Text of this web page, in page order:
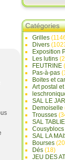
Catégories
Grilles
Divers
Exposition
Les lutins
FEUTRINE
Pas-à-pas
Boites et
Art postal
SAL LE
Demoiselle
Trousses
SAL
Cousyblocs
SAL LA
Bourses
Dés (18)
JEU DES